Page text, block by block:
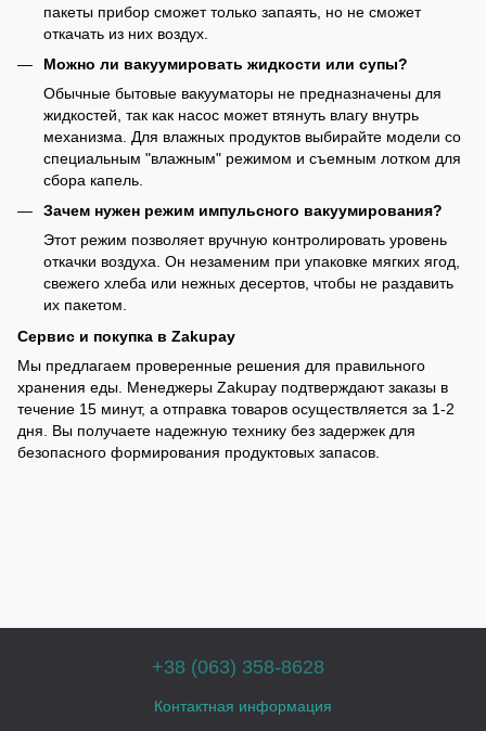
пакеты прибор сможет только запаять, но не сможет
откачать из них воздух.
Можно ли вакуумировать жидкости или супы?
Обычные бытовые вакууматоры не предназначены для
жидкостей, так как насос может втянуть влагу внутрь
механизма. Для влажных продуктов выбирайте модели со
специальным "влажным" режимом и съемным лотком для
сбора капель.
Зачем нужен режим импульсного вакуумирования?
Этот режим позволяет вручную контролировать уровень
откачки воздуха. Он незаменим при упаковке мягких ягод,
свежего хлеба или нежных десертов, чтобы не раздавить
их пакетом.
Сервис и покупка в Zakupay
Мы предлагаем проверенные решения для правильного
хранения еды. Менеджеры Zakupay подтверждают заказы в
течение 15 минут, а отправка товаров осуществляется за 1-2
дня. Вы получаете надежную технику без задержек для
безопасного формирования продуктовых запасов.
+38 (063) 358-8628
Контактная информация